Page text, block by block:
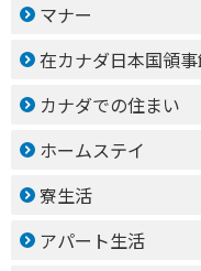
マナー
在カナダ日本国領
カナダでの住まい
ホームステイ
寮生活
アパート生活